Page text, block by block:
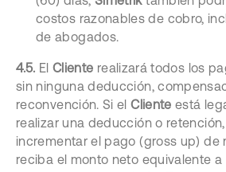
costos razonables de cobro,
de abogados.
4.5. El Cliente realizará todos los
sin ninguna deducción,
reconvención. Si elCliente está
realizar una deducción o
incrementar el pago (gross up)
reciba el monto neto equivalente a